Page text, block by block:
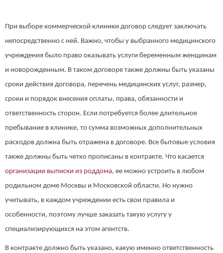
При выборе коммерческой клиники договор следует заключать
непосредственно с ней. Важно, чтобы у выбранного медицинского
учреждения было право оказывать услуги беременным женщинам
и новорожденным. В таком договоре также должны быть указаны
сроки действия договора, перечень медицинских услуг, размер,
сроки и порядок внесения оплаты, права, обязанности и
ответственность сторон. Если потребуется более длительное
пребывание в клинике, то сумма возможных дополнительных
расходов должна быть отражена в договоре. Все бытовые условия
также должны быть четко прописаны в контракте. Что касается
организации выписки из роддома, ее можно устроить в любом
родильном доме Москвы и Московской области. Но нужно
учитывать, в каждом учреждении есть свои правила и
особенности, поэтому лучше заказать такую услугу у
специализирующихся на этом агентств.
В контракте должно быть указано, какую именно ответственность